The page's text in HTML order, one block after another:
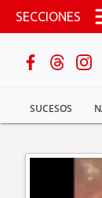
Pasar al
SECCIONES
SUCESOS
Sucesos
Nacional